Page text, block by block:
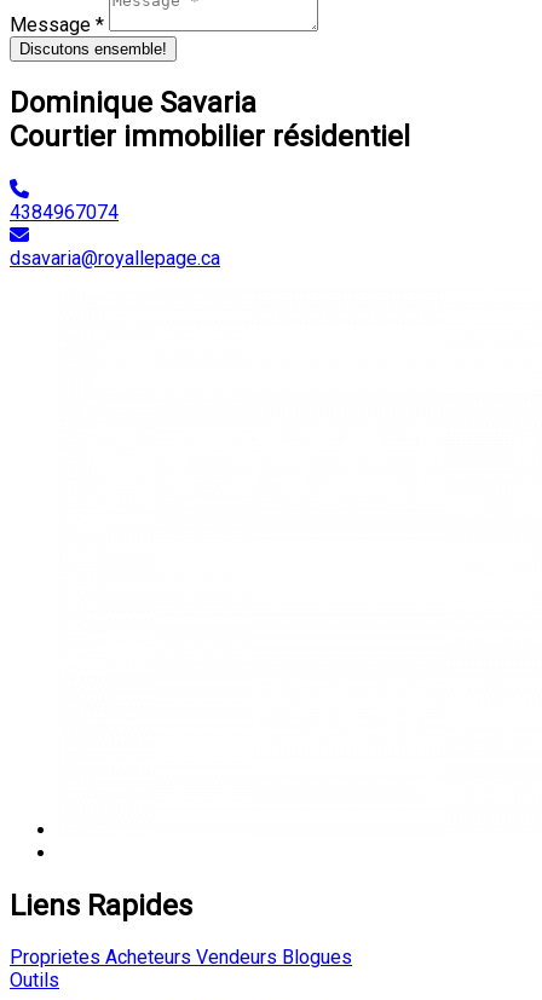
Message *
Discutons ensemble!
Dominique Savaria
Courtier immobilier résidentiel
4384967074
dsavaria@royallepage.ca
Liens Rapides
Proprietes Acheteurs Vendeurs Blogues
Outils